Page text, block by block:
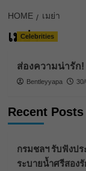
HOME เมย่า
เมย่า
Celebrities
ส่องความน่ารัก!
Bentleyyapa
Recent Posts
กรมชลฯ รับฟังป
ระบายน้ำศรีสองรั